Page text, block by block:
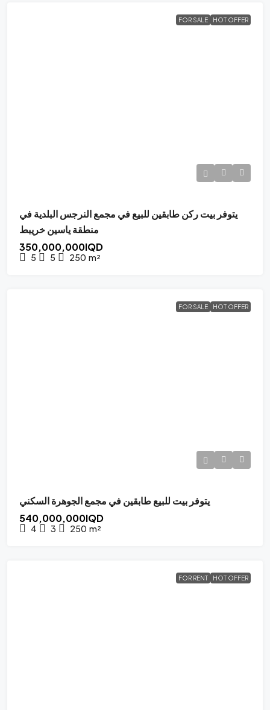
FOR SALE HOT OFFER
يتوفر بيت ركن طابقين للبيع في مجمع النرجس البلدية في
منطقة ياسين خريبط
350,000,000IQD
5 5 250 m²
FOR SALE HOT OFFER
يتوفر بيت للبيع طابقين في مجمع الجوهرة السكني
540,000,000IQD
4 3 250 m²
FOR RENT HOT OFFER